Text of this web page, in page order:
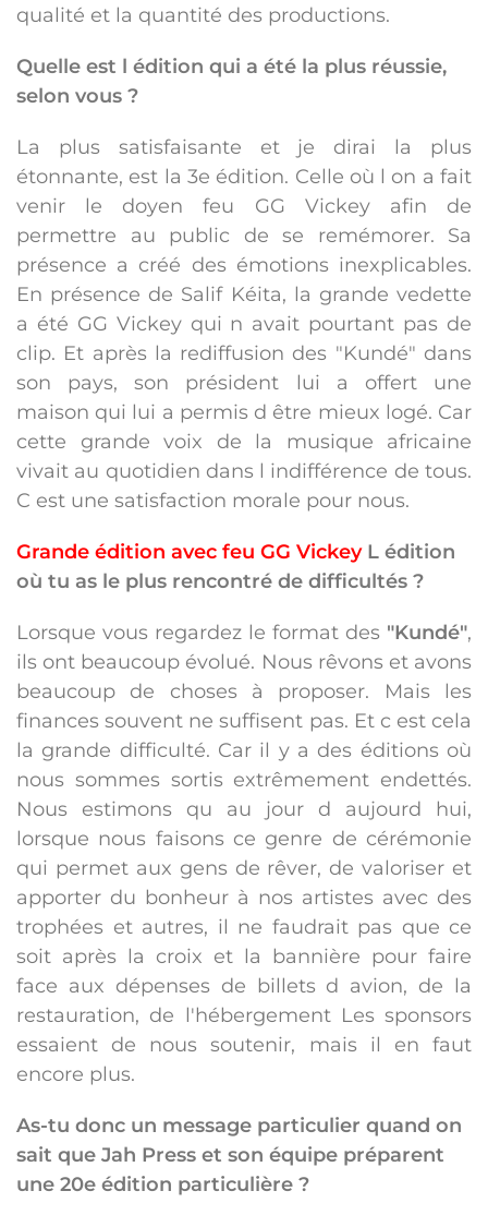
qualité et la quantité des productions.
Quelle est l édition qui a été la plus réussie,
selon vous ?
La plus satisfaisante et je dirai la plus
étonnante, est la 3e édition. Celle où l on a fait
venir le doyen feu GG Vickey afin de
permettre au public de se remémorer. Sa
présence a créé des émotions inexplicables.
En présence de Salif Kéita, la grande vedette
a été GG Vickey qui n avait pourtant pas de
clip. Et après la rediffusion des "Kundé" dans
son pays, son président lui a offert une
maison qui lui a permis d être mieux logé. Car
cette grande voix de la musique africaine
vivait au quotidien dans l indifférence de tous.
C est une satisfaction morale pour nous.
Grande édition avec feu GG Vickey L édition
où tu as le plus rencontré de difficultés ?
Lorsque vous regardez le format des "Kundé",
ils ont beaucoup évolué. Nous rêvons et avons
beaucoup de choses à proposer. Mais les
finances souvent ne suffisent pas. Et c est cela
la grande difficulté. Car il y a des éditions où
nous sommes sortis extrêmement endettés.
Nous estimons qu au jour d aujourd hui,
lorsque nous faisons ce genre de cérémonie
qui permet aux gens de rêver, de valoriser et
apporter du bonheur à nos artistes avec des
trophées et autres, il ne faudrait pas que ce
soit après la croix et la bannière pour faire
face aux dépenses de billets d avion, de la
restauration, de l'hébergement Les sponsors
essaient de nous soutenir, mais il en faut
encore plus.
As-tu donc un message particulier quand on
sait que Jah Press et son équipe préparent
une 20e édition particulière ?